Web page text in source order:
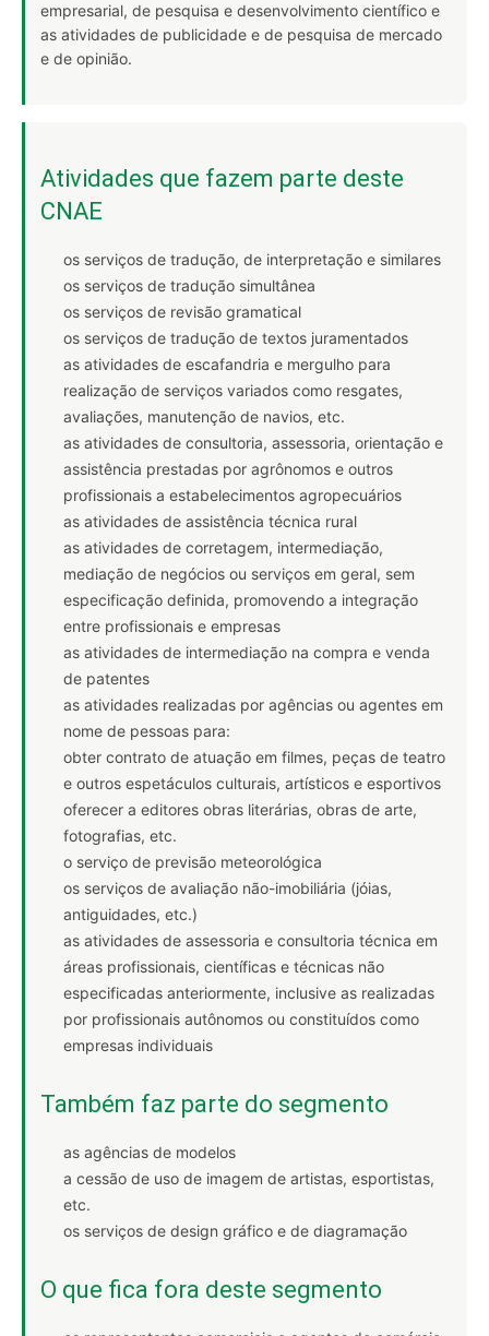
empresarial, de pesquisa e desenvolvimento científico e
as atividades de publicidade e de pesquisa de mercado
e de opinião.
Atividades que fazem parte deste
CNAE
os serviços de tradução, de interpretação e similares
os serviços de tradução simultânea
os serviços de revisão gramatical
os serviços de tradução de textos juramentados
as atividades de escafandria e mergulho para
realização de serviços variados como resgates,
avaliações, manutenção de navios, etc.
as atividades de consultoria, assessoria, orientação e
assistência prestadas por agrônomos e outros
profissionais a estabelecimentos agropecuários
as atividades de assistência técnica rural
as atividades de corretagem, intermediação,
mediação de negócios ou serviços em geral, sem
especificação definida, promovendo a integração
entre profissionais e empresas
as atividades de intermediação na compra e venda
de patentes
as atividades realizadas por agências ou agentes em
nome de pessoas para:
obter contrato de atuação em filmes, peças de teatro
e outros espetáculos culturais, artísticos e esportivos
oferecer a editores obras literárias, obras de arte,
fotografias, etc.
o serviço de previsão meteorológica
os serviços de avaliação não-imobiliária (jóias,
antiguidades, etc.)
as atividades de assessoria e consultoria técnica em
áreas profissionais, científicas e técnicas não
especificadas anteriormente, inclusive as realizadas
por profissionais autônomos ou constituídos como
empresas individuais
Também faz parte do segmento
as agências de modelos
a cessão de uso de imagem de artistas, esportistas,
etc.
os serviços de design gráfico e de diagramação
O que fica fora deste segmento